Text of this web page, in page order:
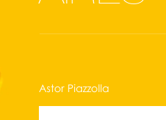
Astor Piazzolla